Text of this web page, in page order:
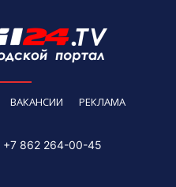
ВАКАНСИИ РЕКЛАМА
+7 862 264-00-45